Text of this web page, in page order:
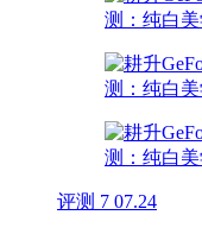
评测 7 07.24